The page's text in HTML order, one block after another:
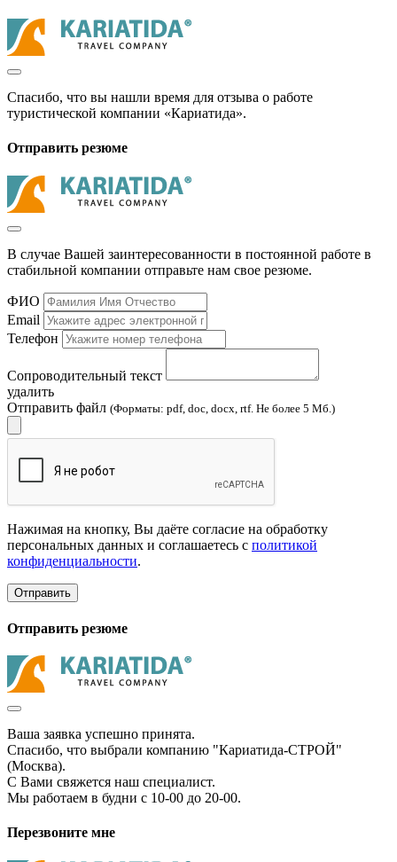
Спасибо, что вы нашли время для отзыва о работе
туристической компании «Кариатида».
Отправить резюме
В случае Вашей заинтересованности в постоянной работе в
стабильной компании отправьте нам свое резюме.
ФИО
Email
Телефон
Сопроводительный текст
удалить
Отправить файл (Форматы: pdf, doc, docx, rtf. Не более 5 Мб.)
Нажимая на кнопку, Вы даёте согласие на обработку
персональных данных и соглашаетесь с политикой
конфиденциальности.
Отправить
Отправить резюме
Ваша заявка успешно принята.
Спасибо, что выбрали компанию "Кариатида-СТРОЙ"
(Москва).
С Вами свяжется наш специалист.
Мы работаем в будни с 10-00 до 20-00.
Перезвоните мне